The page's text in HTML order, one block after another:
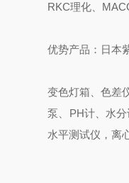
RKC理化、
优势产品：日本
变色灯箱、色差
泵、PH计、水
水平测试仪，离